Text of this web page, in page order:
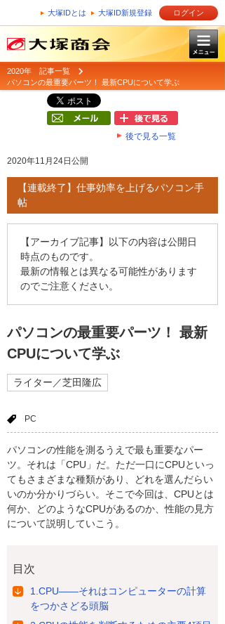
大塚IDとは 大塚ID新規登録 ログイン
2020年 記事一覧
パソコンの最重要パーツ！ 最新CPUについて学ぶ
後で見る一覧
2020年11月24日公開
【連載終了】仕事効率を上げるパソコン手
帖
【アーカイブ記事】以下の内容は公開日
時点のものです。
最新の情報とは異なる可能性があります
のでご注意ください。
パソコンの最重要パーツ！ 最新
CPUについて学ぶ
ライター／芝田隆広
PC
パソコンの性能を測るうえで最も重要なパー
ツ。それは「CPU」だ。ただ一口にCPUといっ
てもさまざまな種類があり、どれを選んだらい
いのか分かりづらい。そこで今回は、CPUとは
何か、どのようなCPUがあるのか、性能の見方
について説明していこう。
目次
1.CPU――それはコンピューターの計算
をつかさどる頭脳